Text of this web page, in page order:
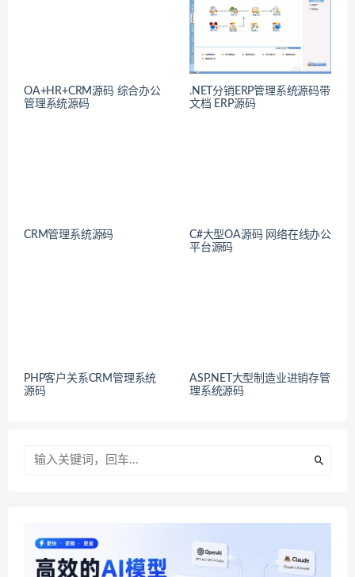
OA+HR+CRM源码 综合办公
管理系统源码
.NET分销ERP管理系统源码带
文档 ERP源码
CRM管理系统源码
C#大型OA源码 网络在线办公
平台源码
PHP客户关系CRM管理系统
源码
ASP.NET大型制造业进销存管
理系统源码